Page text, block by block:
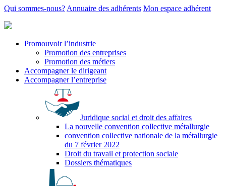
Qui sommes-nous? Annuaire des adhérents Mon espace adhérent
Promouvoir l’industrie
Promotion des entreprises
Promotion des métiers
Accompagner le dirigeant
Accompagner l’entreprise
Juridique social et droit des affaires
La nouvelle convention collective métallurgie
convention collective nationale de la métallurgie
du 7 février 2022
Droit du travail et protection sociale
Dossiers thématiques